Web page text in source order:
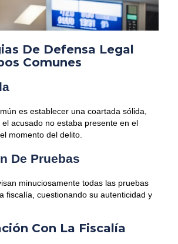
De Defensa Legal
Comunes
es establecer una coartada sólida,
acusado no estaba presente en el
momento del delito.
De Pruebas
minuciosamente todas las pruebas
fiscalía, cuestionando su autenticidad y
Con La Fiscalía